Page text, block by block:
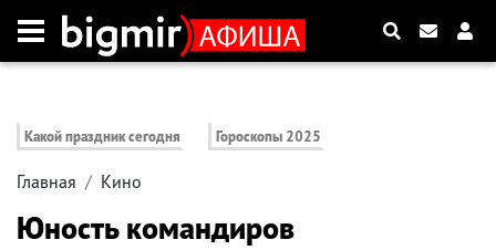
Какой праздник сегодня Гороскопы 2025
Главная Кино
Юность командиров